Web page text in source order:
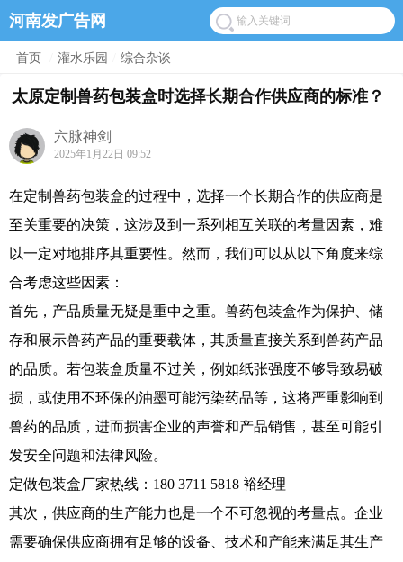
河南发广告网
首页 灌水乐园 综合杂谈
太原定制兽药包装盒时选择长期合作供应商的标准？
六脉神剑
2025年1月22日 09:52
在定制兽药包装盒的过程中，选择一个长期合作的供应商是
至关重要的决策，这涉及到一系列相互关联的考量因素，难
以一定对地排序其重要性。然而，我们可以从以下角度来综
合考虑这些因素：
首先，产品质量无疑是重中之重。兽药包装盒作为保护、储
存和展示兽药产品的重要载体，其质量直接关系到兽药产品
的品质。若包装盒质量不过关，例如纸张强度不够导致易破
损，或使用不环保的油墨可能污染药品等，这将严重影响到
兽药的品质，进而损害企业的声誉和产品销售，甚至可能引
发安全问题和法律风险。
定做包装盒厂家热线：180 3711 5818 裕经理
其次，供应商的生产能力也是一个不可忽视的考量点。企业
需要确保供应商拥有足够的设备、技术和产能来满足其生产